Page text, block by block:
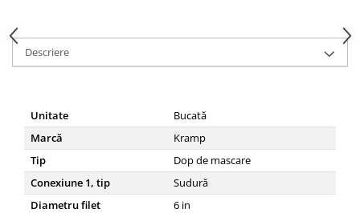
Descriere
Unitate
Bucată
Marcă
Kramp
Tip
Dop de mascare
Conexiune 1, tip
Sudură
Diametru filet
6 in